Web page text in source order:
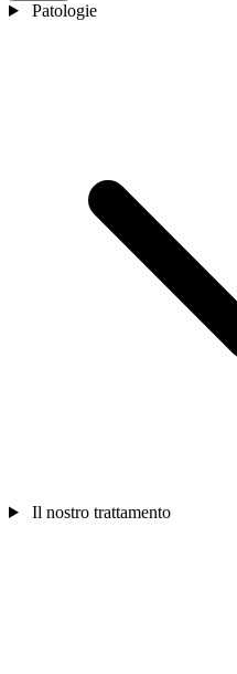
Patologie
Il nostro trattamento